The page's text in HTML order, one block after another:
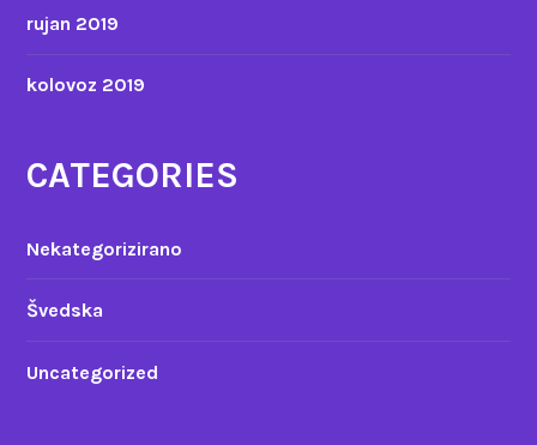
rujan 2019
kolovoz 2019
CATEGORIES
Nekategorizirano
Švedska
Uncategorized